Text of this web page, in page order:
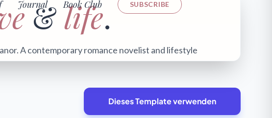
Dieses Template verwenden